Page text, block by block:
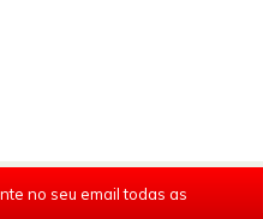
no seu email todas as